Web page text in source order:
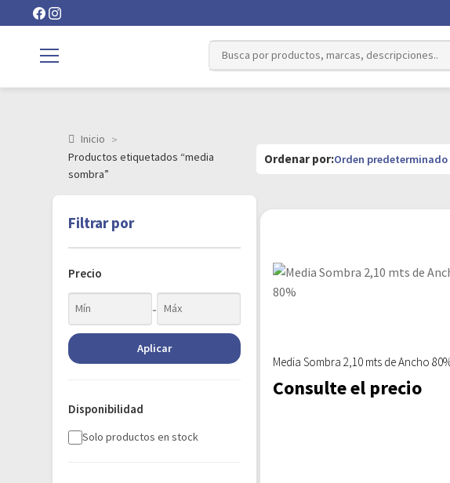
Inicio
Productos etiquetados “media
sombra”
Filtrar por
Precio
-
Aplicar
Disponibilidad
Solo productos en stock
Media Sombra 2,10 mts de Ancho
Consulte el precio